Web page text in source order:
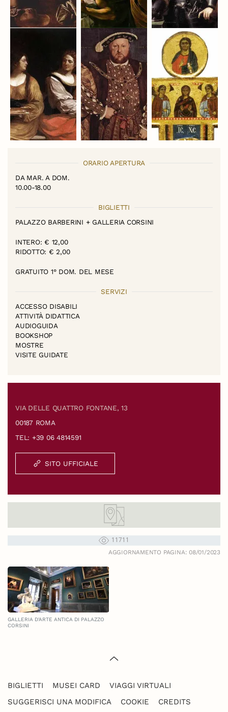
ORARIO APERTURA
DA MAR. A DOM.
10.00-18.00
BIGLIETTI
PALAZZO BARBERINI + GALLERIA CORSINI
INTERO: € 12,00
RIDOTTO: € 2,00
GRATUITO 1° DOM. DEL MESE
SERVIZI
ACCESSO DISABILI
ATTIVITÀ DIDATTICA
AUDIOGUIDA
BOOKSHOP
MOSTRE
VISITE GUIDATE
VIA DELLE QUATTRO FONTANE, 13
00187 ROMA
TEL: +39 06 4814591
SITO UFFICIALE
11711
AGGIORNAMENTO PAGINA: 08/01/2023
GALLERIA D'ARTE ANTICA DI PALAZZO
CORSINI
BIGLIETTI MUSEI CARD
VIAGGI VIRTUALI
SUGGERISCI UNA MODIFICA
COOKIE CREDITS